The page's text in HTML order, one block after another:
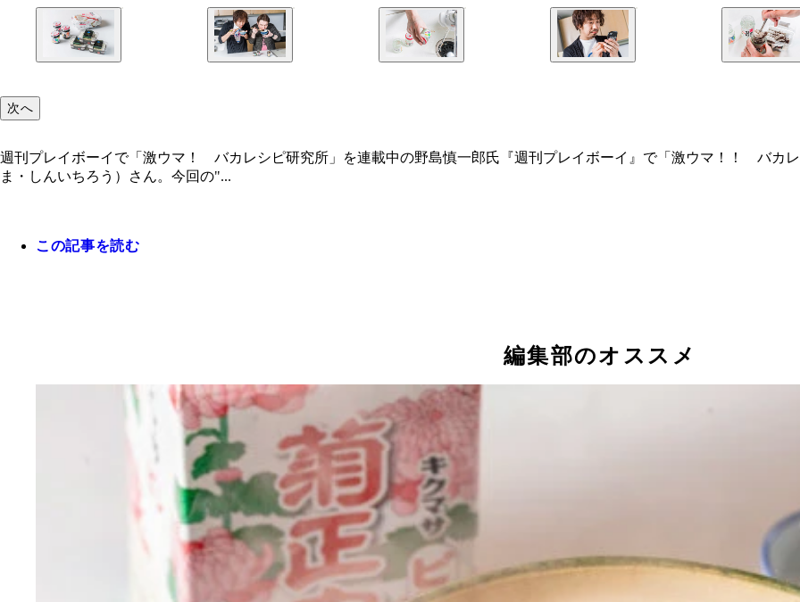
次へ
週刊プレイボーイで「激ウマ！ バカレシピ研究所」を連載中の野島慎一郎氏『週刊プレイボーイ』で「激ウマ！！ バカ
ま・しんいちろう）さん。今回の"...
この記事を読む
編集部のオススメ